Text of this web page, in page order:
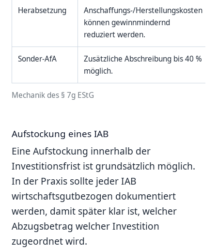
Mechanik des § 7g EStG
Herabsetzung
Anschaffungs-/Herstellungskosten
können gewinnmindernd
reduziert werden.
Sonder-AfA
Zusätzliche Abschreibung bis 40 %
möglich.
Aufstockung eines IAB
Eine Aufstockung innerhalb der
Investitionsfrist ist grundsätzlich möglich.
In der Praxis sollte jeder IAB
wirtschaftsgutbezogen dokumentiert
werden, damit später klar ist, welcher
Abzugsbetrag welcher Investition
zugeordnet wird.